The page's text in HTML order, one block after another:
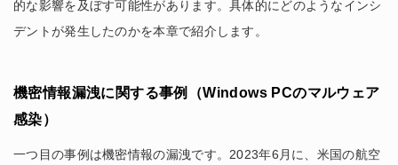
的な影響を及ぼす可能性があります。具体的にどのようなインシ
デントが発生したのかを本章で紹介します。
機密情報漏洩に関する事例（Windows PCのマルウェア
感染）
一つ目の事例は機密情報の漏洩です。2023年6月に、米国の航空